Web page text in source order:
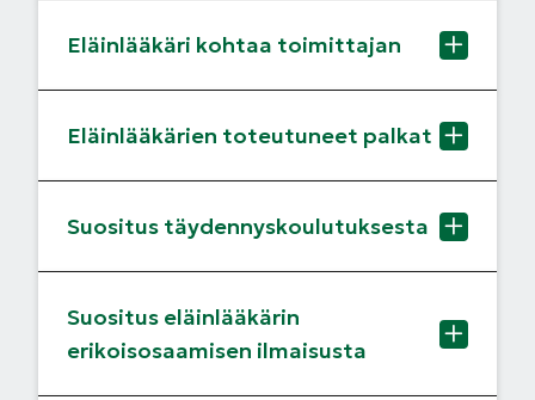
Eläinlääkäri kohtaa toimittajan
Eläinlääkärien toteutuneet palkat
Suositus täydennyskoulutuksesta
Suositus eläinlääkärin
erikoisosaamisen ilmaisusta